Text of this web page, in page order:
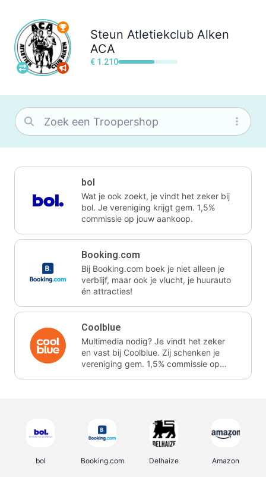
Steun Atletiekclub Alken
ACA
€ 1.210
bol
Wat je ook zoekt, je vindt het zeker bij
bol. Je vereniging krijgt gem. 1,5%
commissie op jouw aankoop.
Booking.com
Bij Booking.com boek je niet alleen je
verblijf, maar ook je vlucht, je huurauto
én attracties!
Coolblue
Multimedia nodig? Je vindt het zeker
en vast bij Coolblue. Zij schenken je
vereniging gem. 1,5% commissie op
bol Booking.com Delhaize Amazon